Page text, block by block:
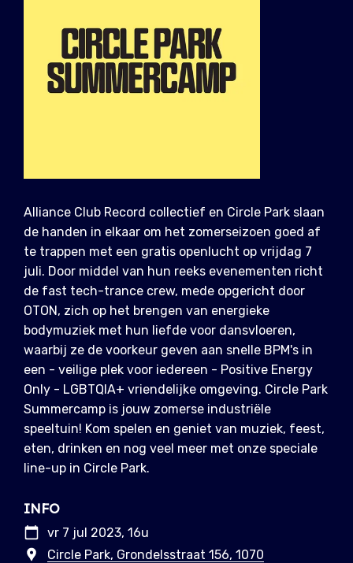
Alliance Club Record collectief en Circle Park slaan
de handen in elkaar om het zomerseizoen goed af
te trappen met een gratis openlucht op vrijdag 7
juli. Door middel van hun reeks evenementen richt
de fast tech-trance crew, mede opgericht door
OTON, zich op het brengen van energieke
bodymuziek met hun liefde voor dansvloeren,
waarbij ze de voorkeur geven aan snelle BPM's in
een - veilige plek voor iedereen - Positive Energy
Only - LGBTQIA+ vriendelijke omgeving. Circle Park
Summercamp is jouw zomerse industriële
speeltuin! Kom spelen en geniet van muziek, feest,
eten, drinken en nog veel meer met onze speciale
line-up in Circle Park.
INFO
vr 7 jul 2023, 16u
Circle Park, Grondelsstraat 156, 1070